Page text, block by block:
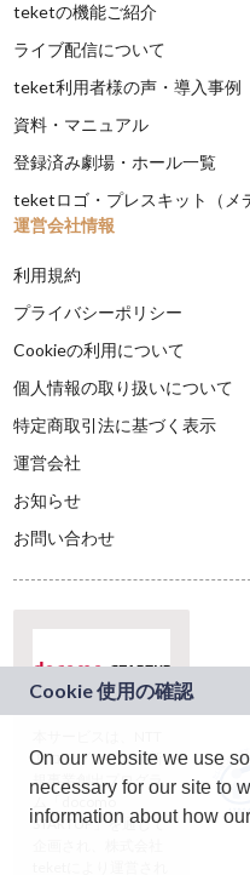
teketの機能ご紹介
ライブ配信について
teket利用者様の声・導入事例
資料・マニュアル
登録済み劇場・ホール一覧
teketロゴ・プレスキット（メ
運営会社情報
利用規約
プライバシーポリシー
Cookieの利用について
個人情報の取り扱いについて
特定商取引法に基づく表示
運営会社
お知らせ
お問い合わせ
ドコモグループの新
規事業創出プログラ
ム「docomo
STARTUP」を通じて
On our website we use
necessary for our site to
information about how